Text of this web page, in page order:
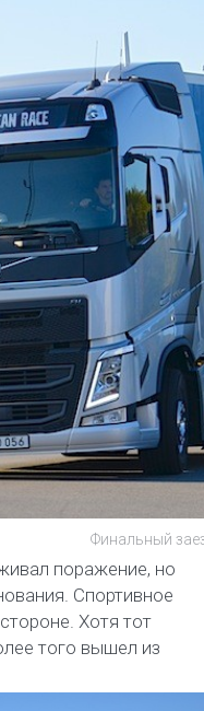
Финальный
поражение, но
Спортивное
Хотя тот
того вышел из